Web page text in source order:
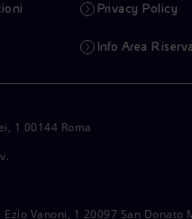
Privacy Policy
Info Area
1 00144 Roma
Ezio Vanoni, 1 20097 San Donato